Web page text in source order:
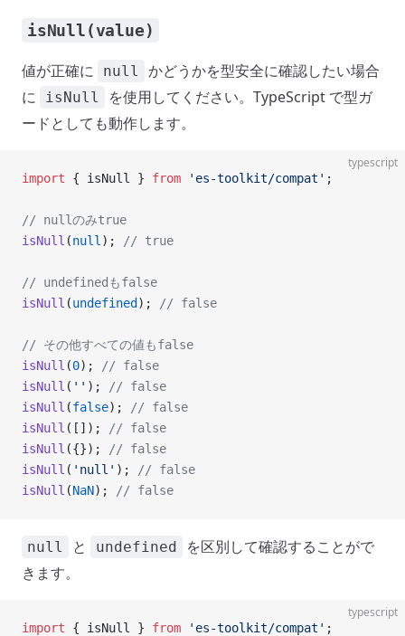
isNull(value)
値が正確に null
かどうかを型安全に確認したい場合
に
isNull
を使用してください。TypeScript で型ガ
ードとしても動作します。
typescript
import { isNull } from 'es-toolkit/compat' ;
// nullのみtrue
isNull (null ); // true
// undefinedもfalse
isNull (undefined ); // false
// その他すべての値もfalse
isNull (0);
// false
isNull ( '' );
// false
isNull (false);
// false
isNull ([]);
// false
isNull ({});
// false
isNull ( 'null' );
// false
isNull (NaN); // false
null と undefined
を区別して確認することがで
きます。
typescript
import { isNull } from 'es-toolkit/compat' ;